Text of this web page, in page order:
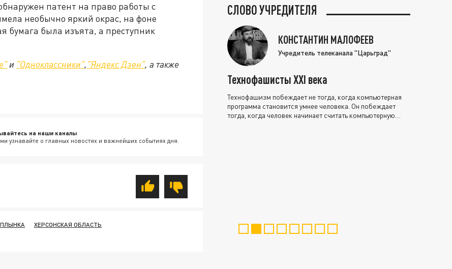
патент на право работы с
необычно яркий окрас, на фоне
бумага была изъята, а преступник
и "Одноклассники","Яндекс Дзен", а также
на наши каналы
узнавайте о главных новостях и важнейших событиях дня.
ХЕРСОНСКАЯ ОБЛАСТЬ
СЛОВО УЧРЕДИТЕЛЯ
КОНСТАНТИН МАЛОФЕЕВ
Учредитель телеканала "Царьград"
Технофашисты XXI века
Технофашизм побеждает не тогда, когда компьютерная
программа становится умнее человека. Он побеждает
тогда, когда человек начинает считать компьютерную